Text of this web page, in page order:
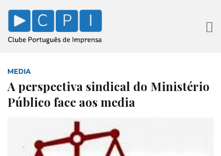
MEDIA
A perspectiva sindical do Ministério
Público face aos media